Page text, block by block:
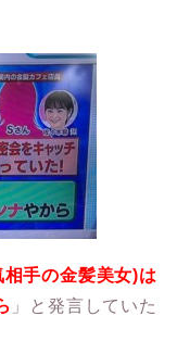
手の金髪美女)は
」と発言していた